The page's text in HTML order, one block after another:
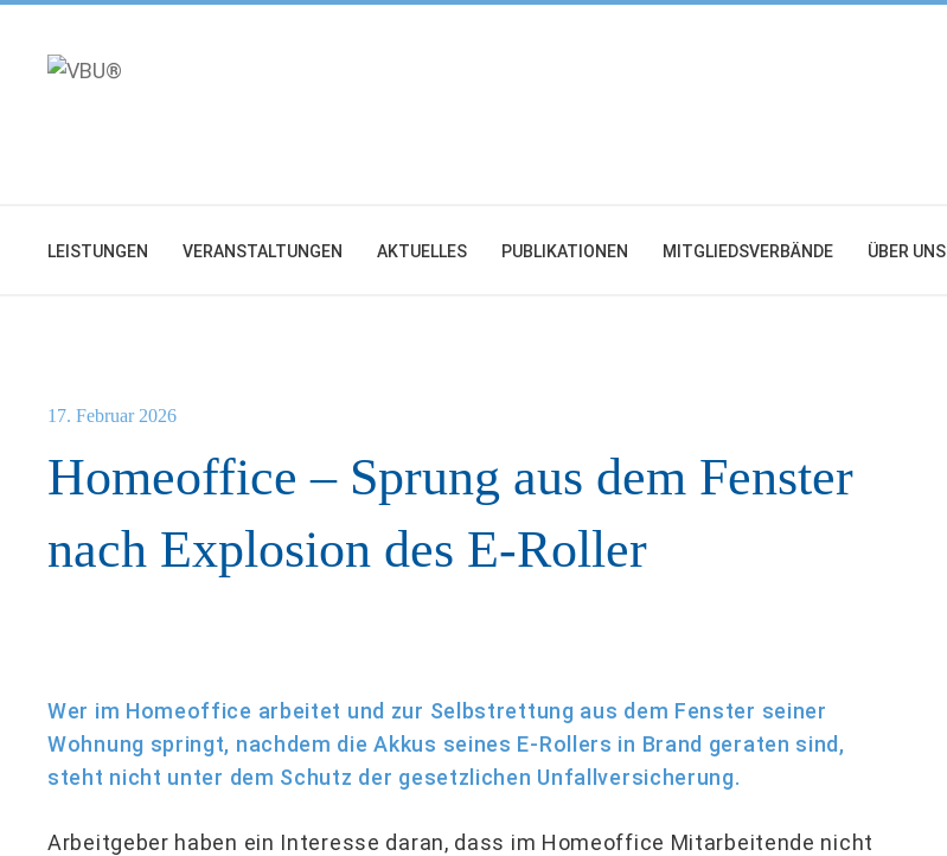
springen
LEISTUNGEN VERANSTALTUNGEN AKTUELLES PUBLIKATIONEN MITGLIEDSVERBÄNDE ÜBER UNS
Homeoffice – Sprung aus dem Fenster
nach Explosion des E-Roller
17. Februar 2026
Wer im Homeoffice arbeitet und zur Selbstrettung aus dem Fenster seiner
Wohnung springt, nachdem die Akkus seines E-Rollers in Brand geraten sind,
steht nicht unter dem Schutz der gesetzlichen Unfallversicherung.
Arbeitgeber haben ein Interesse daran, dass im Homeoffice Mitarbeitende nicht